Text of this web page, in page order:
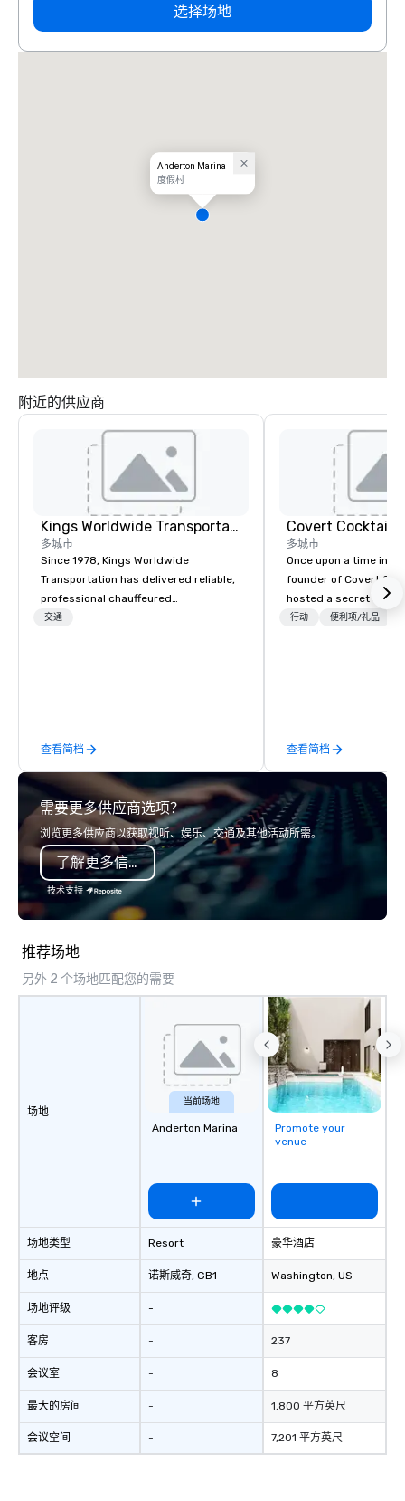
选择场地
Anderton Marina
度假村
附近的供应商
Kings Worldwide Transportation
多城市
Since 1978, Kings Worldwide
Transportation has delivered reliable,
professional chauffeured
transportation solutions for corporate
partner network. We are committed to
delivering high-quality ground
transportation that meets the
standards of today’s corporate travel
and meetings programs—prioritizing
safety, punctuality, consistency, and
service excellence. Our experienced
team and attention to detail ensure a
dependable, polished experience for
every trip, earning the long-term trust
and meeting planners alike.
交通
查看简档
Covert Cocktail
多城市
Once upon a time in
founder of Covert
hosted a secret
intimate place for
before The New York
about it. But that was
pandemic, and this is
Liberated from the
single location, Covert
now brings the
choose!
行动 便利项/礼品
查看简档
需要更多供应商选项？
浏览更多供应商以获取视听、娱乐、交通及其他活动所需。
了解更多信息
技术支持
推荐场地
另外 2 个场地匹配您的需要
场地
场地类型
地点
场地评级
客房
会议室
最大的房间
会议空间
当前场地
Anderton Marina
Resort
诺斯威奇, GB1
-
-
-
-
-
Promote your
venue
豪华酒店
Washington, US
237
8
1,800 平方英尺
7,201 平方英尺